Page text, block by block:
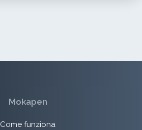
Mokapen
Come funziona